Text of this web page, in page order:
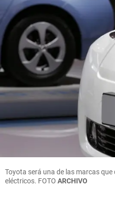
Toyota será una de las marcas
eléctricos. FOTO ARCHIVO